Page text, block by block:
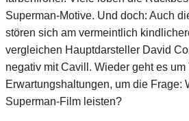
Superman-Motive. Und doch: Auch
stören sich am vermeintlich
vergleichen Hauptdarsteller David
negativ mit Cavill. Wieder geht es um
Erwartungshaltungen, um die Frage:
Superman-Film leisten?